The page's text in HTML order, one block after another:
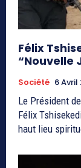
Félix
“Nouvelle
Société 6 Avril
Le Président
Félix
haut lieu